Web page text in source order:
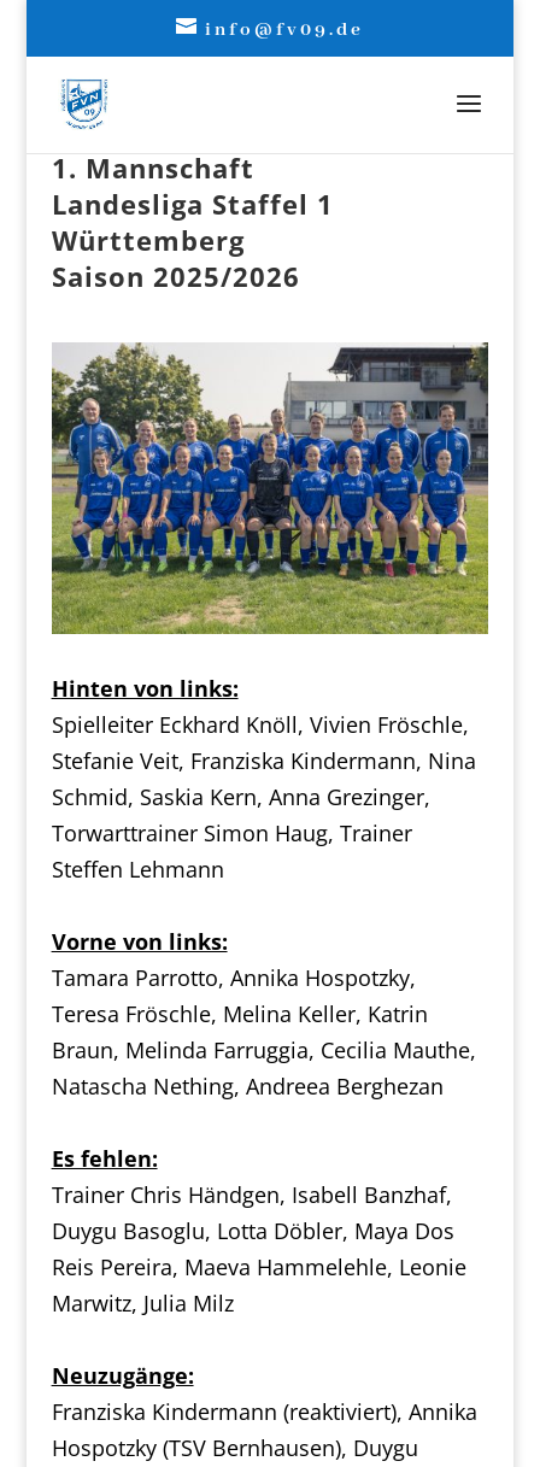
info@fv09.de
1. Mannschaft
Landesliga Staffel 1
Württemberg
Saison 2025/2026
Hinten von links:
Spielleiter Eckhard Knöll, Vivien Fröschle,
Stefanie Veit, Franziska Kindermann, Nina
Schmid, Saskia Kern, Anna Grezinger,
Torwarttrainer Simon Haug, Trainer
Steffen Lehmann
Vorne von links:
Tamara Parrotto, Annika Hospotzky,
Teresa Fröschle, Melina Keller, Katrin
Braun, Melinda Farruggia, Cecilia Mauthe,
Natascha Nething, Andreea Berghezan
Es fehlen:
Trainer Chris Händgen, Isabell Banzhaf,
Duygu Basoglu, Lotta Döbler, Maya Dos
Reis Pereira, Maeva Hammelehle, Leonie
Marwitz, Julia Milz
Neuzugänge:
Franziska Kindermann (reaktiviert), Annika
Hospotzky (TSV Bernhausen), Duygu